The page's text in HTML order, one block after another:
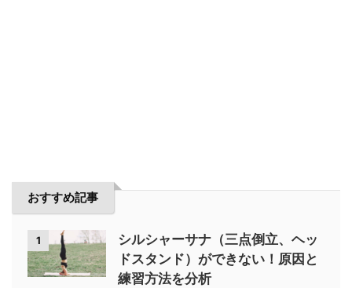
おすすめ記事
1
シルシャーサナ（三点倒立、ヘッ
ドスタンド）ができない！原因と
練習方法を分析